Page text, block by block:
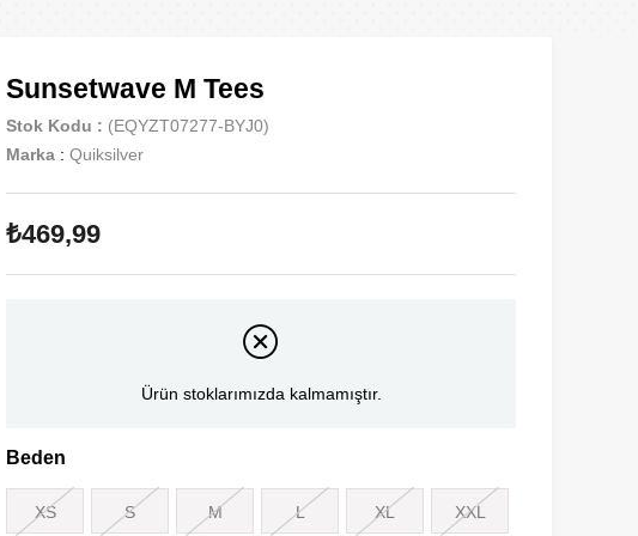
Sunsetwave M Tees
Stok Kodu
(EQYZT07277-BYJ0)
Marka : Quiksilver
₺469,99
Ürün stoklarımızda kalmamıştır.
Beden
XS S M L XL XXL